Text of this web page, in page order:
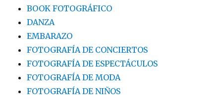
BOOK FOTOGRÁFICO
DANZA
EMBARAZO
FOTOGRAFÍA DE CONCIERTOS
FOTOGRAFÍA DE ESPECTÁCULOS
FOTOGRAFÍA DE MODA
FOTOGRAFÍA DE NIÑOS